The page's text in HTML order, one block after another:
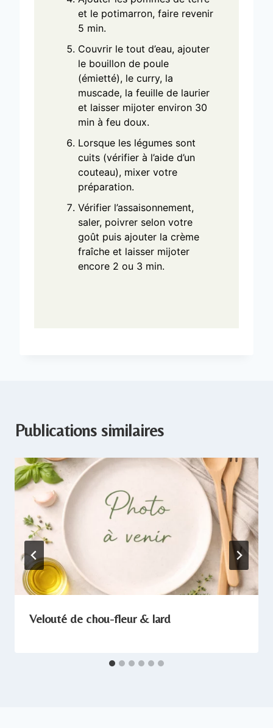
et le potimarron, faire revenir
5 min.
Couvrir le tout d’eau, ajouter
le bouillon de poule
(émietté), le curry, la
muscade, la feuille de laurier
et laisser mijoter environ 30
min à feu doux.
Lorsque les légumes sont
cuits (vérifier à l’aide d’un
couteau), mixer votre
préparation.
Vérifier l’assaisonnement,
saler, poivrer selon votre
goût puis ajouter la crème
fraîche et laisser mijoter
encore 2 ou 3 min.
Publications similaires
Velouté de chou-fleur & lard